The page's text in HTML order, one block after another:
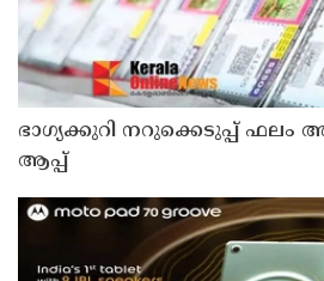
ഭാഗ്യക്കുറി നറുക്കെടുപ്പ് ഫലം
ആപ്പ്